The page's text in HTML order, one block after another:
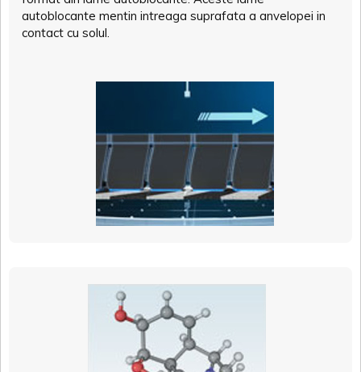
autoblocante mentin intreaga suprafata a anvelopei in
contact cu solul.